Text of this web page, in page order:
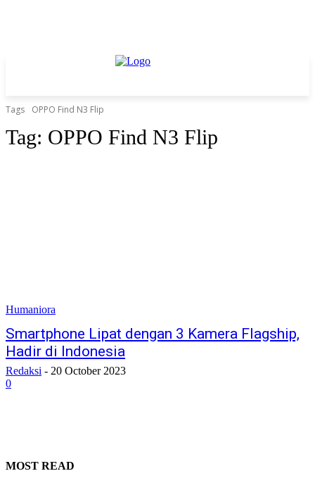
Tags OPPO Find N3 Flip
Tag: OPPO Find N3 Flip
Humaniora
Smartphone Lipat dengan 3 Kamera Flagship,
Hadir di Indonesia
Redaksi - 20 October 2023
0
MOST READ